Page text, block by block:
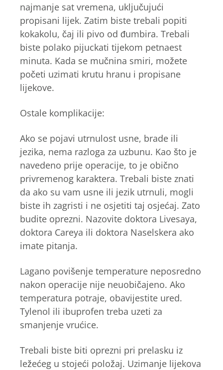
najmanje sat vremena, uključujući
propisani lijek. Zatim biste trebali popiti
kokakolu, čaj ili pivo od đumbira. Trebali
biste polako pijuckati tijekom petnaest
minuta. Kada se mučnina smiri, možete
početi uzimati krutu hranu i propisane
lijekove.
Ostale komplikacije:
Ako se pojavi utrnulost usne, brade ili
jezika, nema razloga za uzbunu. Kao što je
navedeno prije operacije, to je obično
privremenog karaktera. Trebali biste znati
da ako su vam usne ili jezik utrnuli, mogli
biste ih zagristi i ne osjetiti taj osjećaj. Zato
budite oprezni. Nazovite doktora Livesaya,
doktora Careya ili doktora Naselskera ako
imate pitanja.
Lagano povišenje temperature neposredno
nakon operacije nije neuobičajeno. Ako
temperatura potraje, obavijestite ured.
Tylenol ili ibuprofen treba uzeti za
smanjenje vrućice.
Trebali biste biti oprezni pri prelasku iz
ležećeg u stojeći položaj. Uzimanje lijekova